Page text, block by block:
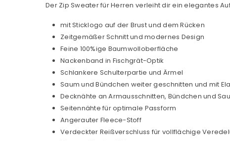
Der Zip Sweater für Herren verleiht dir ein elegantes
mit Sticklogo auf der Brust und dem Rücken
Zeitgemäßer Schnitt und modernes Design
Feine 100%ige Baumwolloberfläche
Nackenband in Fischgrät-Optik
Schlankere Schulterpartie und Ärmel
Saum und Bündchen weiter geschnitten und mit
Decknähte an Armausschnitten, Bündchen und
Seitennähte für optimale Passform
Angerauter Fleece-Stoff
Verdeckter Reißverschluss für vollflächige